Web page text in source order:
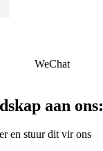
WeChat
aan ons:
en stuur dit vir ons